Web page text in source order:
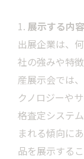
展示する内
出展企業は、
社の強みや特
産展示会では
クノロジーや
格査定システ
まれる傾向に
品を展示する